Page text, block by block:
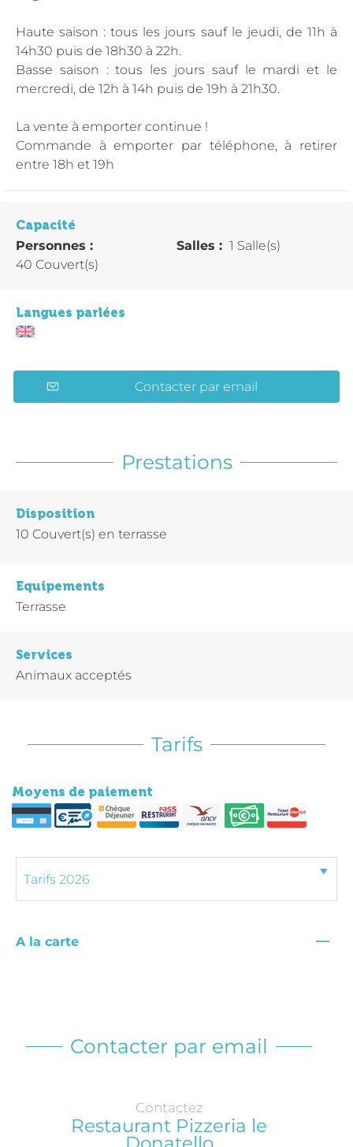
Haute saison : tous les jours sauf le jeudi, de 11h à
14h30 puis de 18h30 à 22h.
Basse saison : tous les jours sauf le mardi et le
mercredi, de 12h à 14h puis de 19h à 21h30.
La vente à emporter continue !
Commande à emporter par téléphone, à retirer
entre 18h et 19h
Capacité
Personnes :
40 Couvert(s)
Salles : 1 Salle(s)
Langues parlées
Contacter par email
Prestations
Disposition
10 Couvert(s) en terrasse
Equipements
Terrasse
Services
Animaux acceptés
Tarifs
Moyens de paiement
A la carte —
Contacter par email
Contactez
Restaurant Pizzeria le